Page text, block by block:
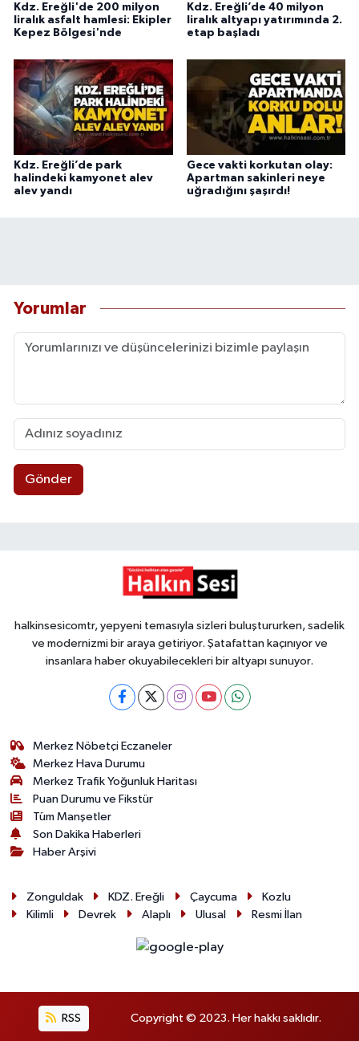
Kdz. Ereğli'de 200 milyon
liralık asfalt hamlesi: Ekipler
Kepez Bölgesi'nde
Kdz. Ereğli’de 40 milyon
liralık altyapı yatırımında 2.
etap başladı
Kdz. Ereğli’de park
halindeki kamyonet alev
alev yandı
Gece vakti korkutan olay:
Apartman sakinleri neye
uğradığını şaşırdı!
Yorumlar
Gönder
halkinsesicomtr, yepyeni temasıyla sizleri buluştururken, sadelik
ve modernizmi bir araya getiriyor. Şatafattan kaçınıyor ve
insanlara haber okuyabilecekleri bir altyapı sunuyor.
Merkez Nöbetçi Eczaneler
Merkez Hava Durumu
Merkez Trafik Yoğunluk Haritası
Puan Durumu ve Fikstür
Tüm Manşetler
Son Dakika Haberleri
Haber Arşivi
Zonguldak KDZ. Ereğli Çaycuma
Kozlu
Kilimli
Devrek Alaplı Ulusal Resmi İlan
RSS Copyright © 2023. Her hakkı saklıdır.